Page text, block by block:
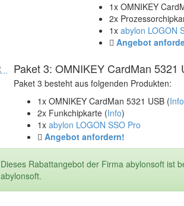
1x OMNIKEY
2x
1x abylon LOGON
Angebot
Paket 3: OMNIKEY CardMan 5321
Paket 3 besteht aus folgenden Produkten:
1x OMNIKEY CardMan 5321 USB (Info
2x Funkchipkarte (Info)
1x abylon LOGON SSO Pro
Angebot anfordern!
Dieses Rabattangebot der Firma abylonsoft ist
abylonsoft.